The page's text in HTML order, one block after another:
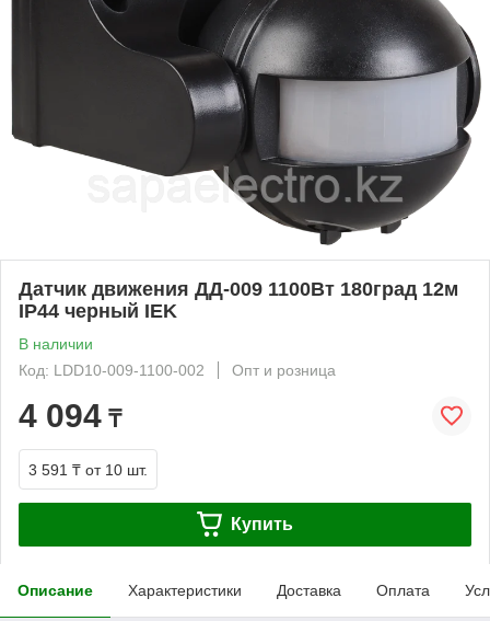
Датчик движения ДД-009 1100Вт 180град 12м
IP44 черный IEK
В наличии
Код: LDD10-009-1100-002
Опт и розница
4 094 ₸
3 591 ₸ от 10 шт.
Купить
Описание Характеристики Доставка Оплата